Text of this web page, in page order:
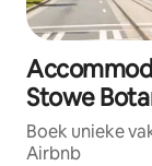
Stowe
Boek unieke
Airbnb